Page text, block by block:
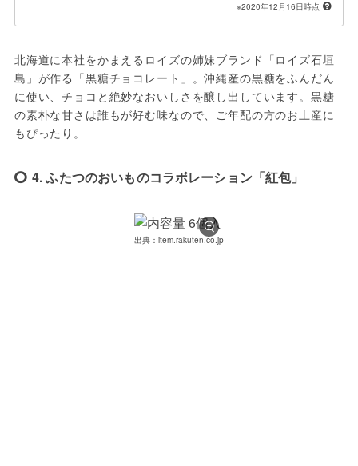
※2020年12月16日時点
北海道に本社をかまえるロイズの姉妹ブランド「ロイズ石垣
島」が作る「黒糖チョコレート」。沖縄産の黒糖をふんだん
に使い、チョコと絶妙なおいしさを醸し出しています。黒糖
の素朴な甘さは誰もが好む味なので、ご年配の方のお土産に
もぴったり。
4. ふたつのおいものコラボレーション「紅包」
出典：item.rakuten.co.jp